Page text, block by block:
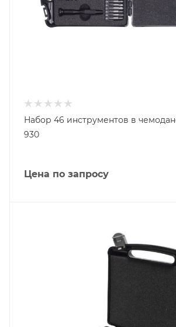
Набор 46 инструментов в
930
Цена по запросу